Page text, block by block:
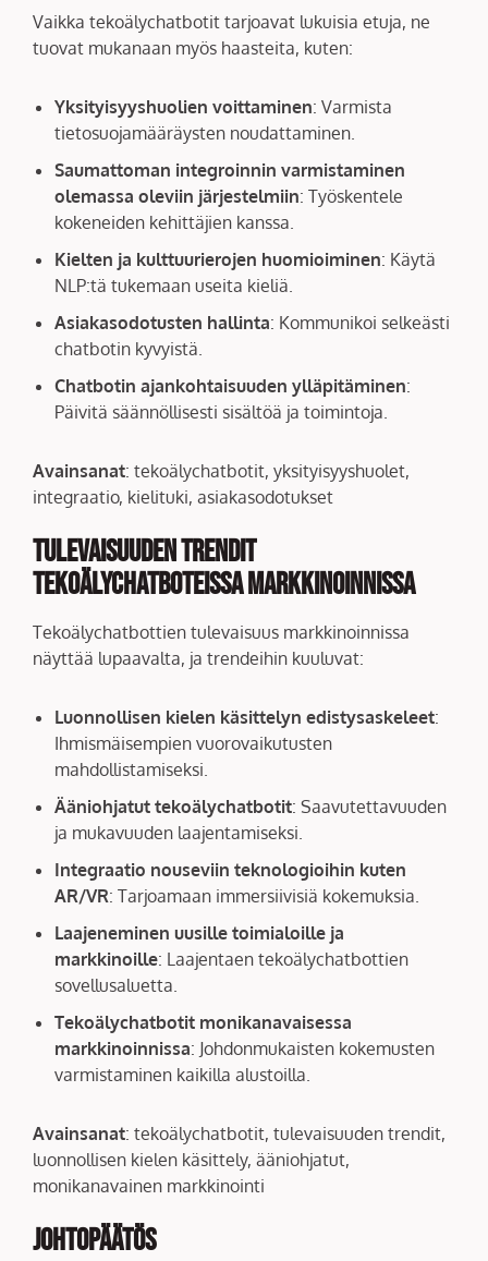
Vaikka tekoälychatbotit tarjoavat lukuisia etuja, ne
tuovat mukanaan myös haasteita, kuten:
Yksityisyyshuolien voittaminen: Varmista
tietosuojamääräysten noudattaminen.
Saumattoman integroinnin varmistaminen
olemassa oleviin järjestelmiin: Työskentele
kokeneiden kehittäjien kanssa.
Kielten ja kulttuurierojen huomioiminen: Käytä
NLP:tä tukemaan useita kieliä.
Asiakasodotusten hallinta: Kommunikoi selkeästi
chatbotin kyvyistä.
Chatbotin ajankohtaisuuden ylläpitäminen:
Päivitä säännöllisesti sisältöä ja toimintoja.
Avainsanat: tekoälychatbotit, yksityisyyshuolet,
integraatio, kielituki, asiakasodotukset
Tulevaisuuden trendit
tekoälychatboteissa markkinoinnissa
Tekoälychatbottien tulevaisuus markkinoinnissa
näyttää lupaavalta, ja trendeihin kuuluvat:
Luonnollisen kielen käsittelyn edistysaskeleet:
Ihmismäisempien vuorovaikutusten
mahdollistamiseksi.
Ääniohjatut tekoälychatbotit: Saavutettavuuden
ja mukavuuden laajentamiseksi.
Integraatio nouseviin teknologioihin kuten
AR/VR: Tarjoamaan immersiivisiä kokemuksia.
Laajeneminen uusille toimialoille ja
markkinoille: Laajentaen tekoälychatbottien
sovellusaluetta.
Tekoälychatbotit monikanavaisessa
markkinoinnissa: Johdonmukaisten kokemusten
varmistaminen kaikilla alustoilla.
Avainsanat: tekoälychatbotit, tulevaisuuden trendit,
luonnollisen kielen käsittely, ääniohjatut,
monikanavainen markkinointi
Johtopäätös